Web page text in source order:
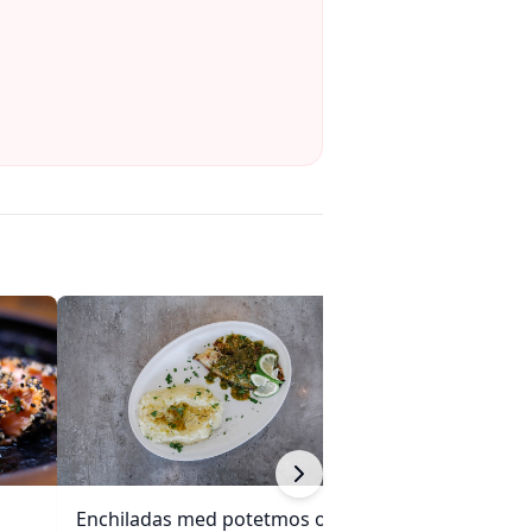
Enchiladas med potetmos og